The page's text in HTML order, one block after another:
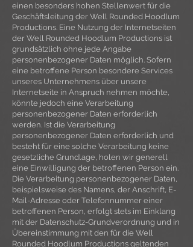
einen besonders hohen Stellenwert für die
Geschäftsleitung der Well Rounded Hoodlum
Productions. Eine Nutzung der Internetseiten
der Well Rounded Hoodlum Productions ist
grundsätzlich ohne jede Angabe
personenbezogener Daten möglich. Sofern
eine betroffene Person besondere Services
unseres Unternehmens über unsere
Internetseite in Anspruch nehmen möchte,
könnte jedoch eine Verarbeitung
personenbezogener Daten erforderlich
werden. Ist die Verarbeitung
personenbezogener Daten erforderlich und
besteht für eine solche Verarbeitung keine
gesetzliche Grundlage, holen wir generell
eine Einwilligung der betroffenen Person ein.
Die Verarbeitung personenbezogener Daten,
beispielsweise des Namens, der Anschrift, E-
Mail-Adresse oder Telefonnummer einer
betroffenen Person, erfolgt stets im Einklang
mit der Datenschutz-Grundverordnung und in
Übereinstimmung mit den für die Well
Rounded Hoodlum Productions geltenden